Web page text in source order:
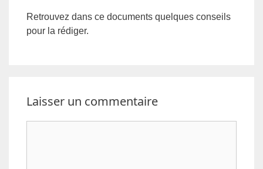
Retrouvez dans ce documents quelques conseils
pour la rédiger.
Laisser un commentaire